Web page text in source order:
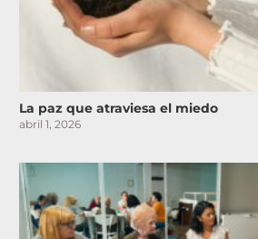
La paz que atraviesa el miedo
abril 1, 2026